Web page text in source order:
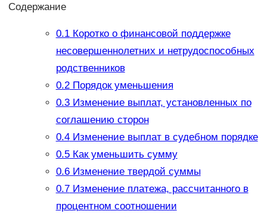
Содержание
0.1Коротко о финансовой поддержке
несовершеннолетних и нетрудоспособных
родственников
0.2Порядок уменьшения
0.3Изменение выплат, установленных по
соглашению сторон
0.4Изменение выплат в судебном порядке
0.5Как уменьшить сумму
0.6Изменение твердой суммы
0.7Изменение платежа, рассчитанного в
процентном соотношении